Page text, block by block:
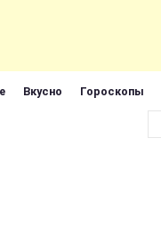
Вкусно Гороскопы